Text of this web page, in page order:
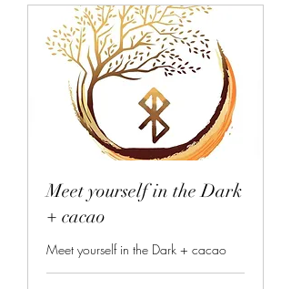
Meet yourself in the Dark
+ cacao
Meet yourself in the Dark + cacao